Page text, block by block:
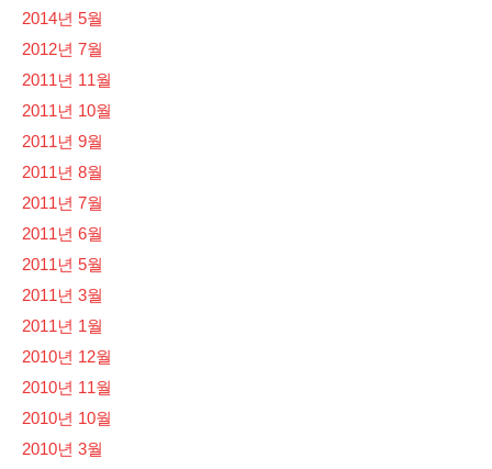
2014년 5월
2012년 7월
2011년 11월
2011년 10월
2011년 9월
2011년 8월
2011년 7월
2011년 6월
2011년 5월
2011년 3월
2011년 1월
2010년 12월
2010년 11월
2010년 10월
2010년 3월